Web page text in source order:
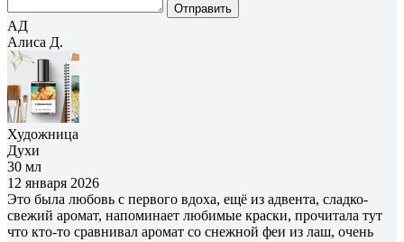
Отправить
АД
Алиса Д.
Художница
Духи
30 мл
12 января 2026
Это была любовь с первого вдоха, ещё из адвента, сладко-
свежий аромат, напоминает любимые краски, прочитала тут
что кто-то сравнивал аромат со снежной феи из лаш, очень